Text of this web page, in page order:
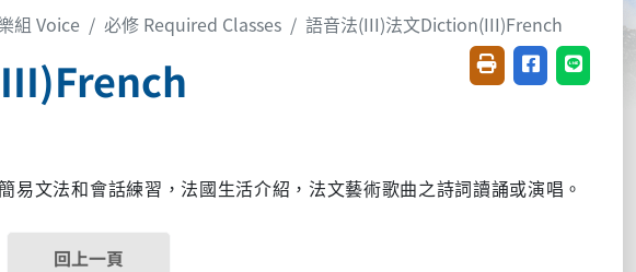
組 Voice 必修 Required Classes 語音法(III)法文Diction(III)French
友善列印(開新視窗)
分享至臉書(
分享至
易文法和會話練習，法國生活介紹，法文藝術歌曲之詩詞讀誦或演唱。
回上一頁